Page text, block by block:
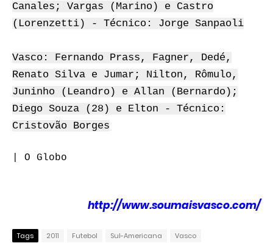
Canales; Vargas (Marino) e Castro
(Lorenzetti) - Técnico: Jorge Sanpaoli
Vasco: Fernando Prass, Fagner, Dedé,
Renato Silva e Jumar; Nilton, Rômulo,
Juninho (Leandro) e Allan (Bernardo);
Diego Souza (28) e Elton - Técnico:
Cristovão Borges
| O Globo
http://www.soumaisvasco.com/
Tags 2011 Futebol Sul-Americana Vasco